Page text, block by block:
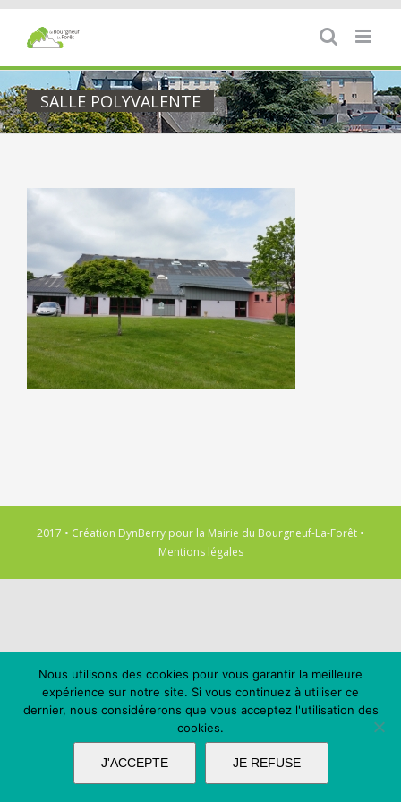
Passer
contenu
SALLE POLYVALENTE
2017 • Création DynBerry pour la Mairie du Bourgneuf-La-Forêt •
Mentions légales
Nous utilisons des cookies pour vous garantir la meilleure
expérience sur notre site. Si vous continuez à utiliser ce
dernier, nous considérerons que vous acceptez l'utilisation des
cookies.
J'ACCEPTE JE REFUSE